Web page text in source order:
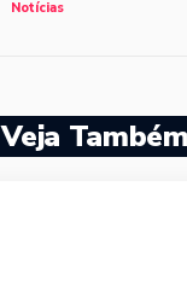
Notícias
Veja Também